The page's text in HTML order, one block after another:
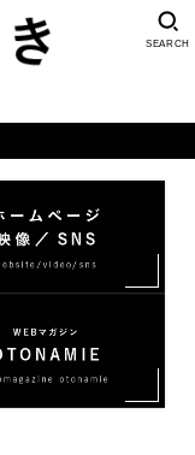
SEARCH